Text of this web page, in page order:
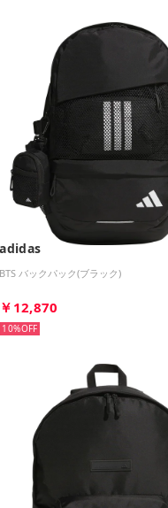
adidas
BTS バックパック(ブラック)
￥12,870
10%